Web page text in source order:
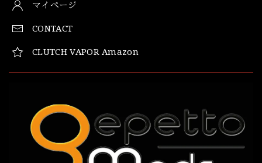
マイページ
CONTACT
CLUTCH VAPOR Amazon